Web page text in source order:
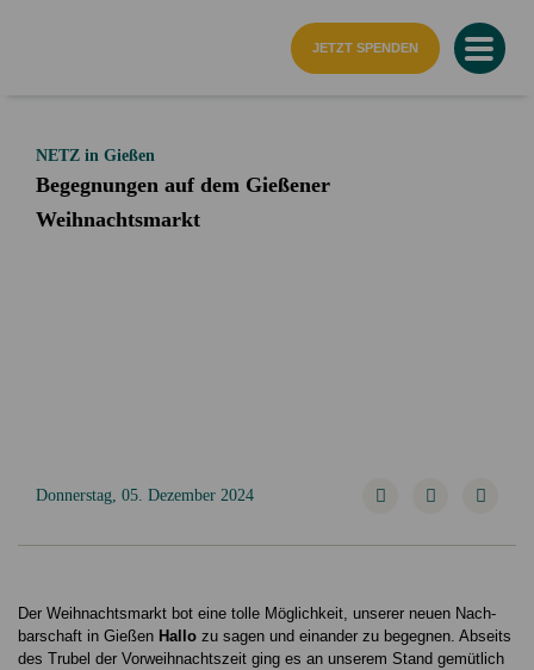
JETZT SPENDEN
NETZ in Gießen
Begegnungen auf dem Gießener
Weihnachtsmarkt
Donnerstag, 05. Dezember 2024
Der Weihnachts­markt bot eine tolle Möglichkeit, unserer neuen Nach­
bar­schaft in Gießen Hallo zu sagen und einander zu begegnen. Abseits
des Trubel der Vorweihnachtszeit ging es an unserem Stand gemütlich